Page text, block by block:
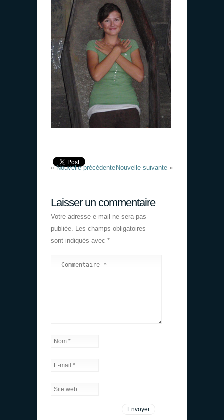
«Nouvelle précédente Nouvelle suivante »
Laisser un commentaire
Votre adresse e-mail ne sera pas
publiée. Les champs obligatoires
sont indiqués avec *